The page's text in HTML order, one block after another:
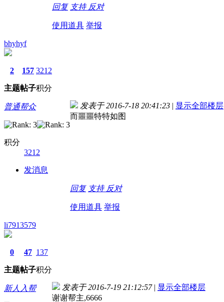
回复 支持 反对
使用道具 举报
bhyhyf
2
主题
157
帖子
3212
积分
普通帮众
积分
3212
发消息
发表于 2016-7-18 20:41:23 | 显示全部楼层
而噩噩特特如图
回复 支持 反对
使用道具 举报
li7913579
0
主题
47
帖子
137
积分
新人入帮 发表于 2016-7-19 21:12:57 | 显示全部楼层
谢谢帮主,6666